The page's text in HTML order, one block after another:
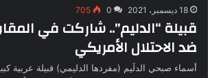
18 ديسمبر، 2021 0
705
قبيلة “الدليم”.. شاركت في
ضد الاحتلال الأمريكي
أسماء صبحي الدلَيم (مفردها الدليمي) قبيلة عربية